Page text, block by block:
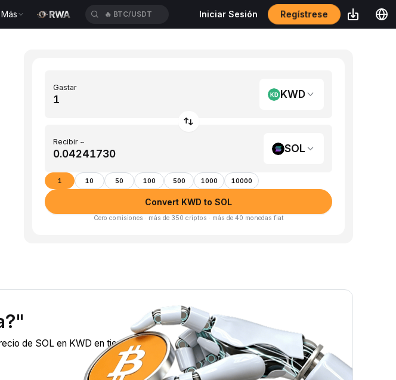
Más 🔥 BTC/USDT Iniciar Sesión Regístrese
Gastar
KWD
Recibir ~
SOL
1 10 50 100 500 1000 10000
Convert KWD to SOL
Cero comisiones · más de 350 criptos · más de 40 monedas fiat
de SOL en KWD en tiempo